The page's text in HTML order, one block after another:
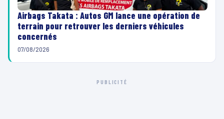
Airbags Takata : Autos GM lance une opération de
terrain pour retrouver les derniers véhicules
concernés
07/08/2026
PUBLICITÉ